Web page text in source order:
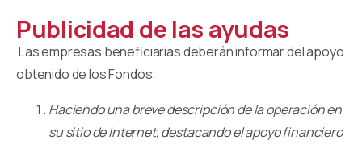
Publicidad de las ayudas
Las empresas beneficiarias deberán informar del apoyo
obtenido de los Fondos:
Haciendo una breve descripción de la operación en
su sitio de Internet, destacando el apoyo financiero